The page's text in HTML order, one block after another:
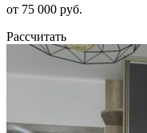
от 75 000 руб.
Рассчитать